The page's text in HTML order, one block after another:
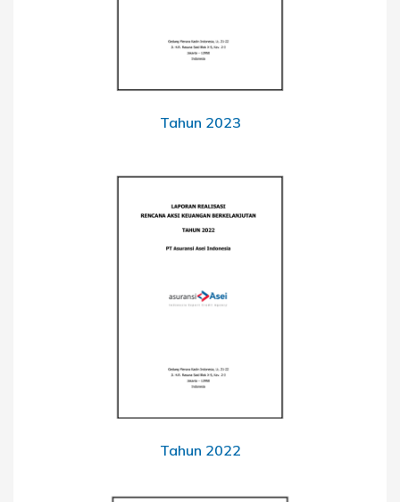
Tahun 2023
Tahun 2022